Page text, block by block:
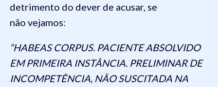
detrimento do dever de acusar, se
não vejamos:
“HABEAS CORPUS. PACIENTE ABSOLVIDO
EM PRIMEIRA INSTÂNCIA. PRELIMINAR DE
INCOMPETÊNCIA, NÃO SUSCITADA NA